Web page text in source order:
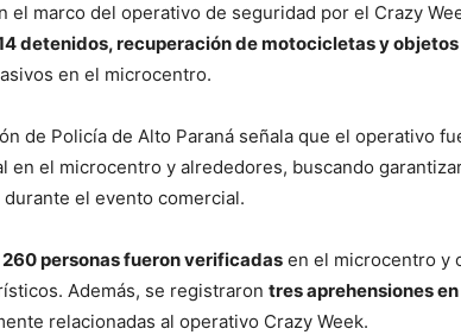
el marco del operativo de seguridad por el Crazy
detenidos, recuperación de motocicletas y
en el microcentro.
de Policía de Alto Paraná señala que el operativo
en el microcentro y alrededores, buscando
el evento comercial.
260 personas fueron verificadas en el microcentro y
Además, se registraron tres aprehensiones
relacionadas al operativo Crazy Week.